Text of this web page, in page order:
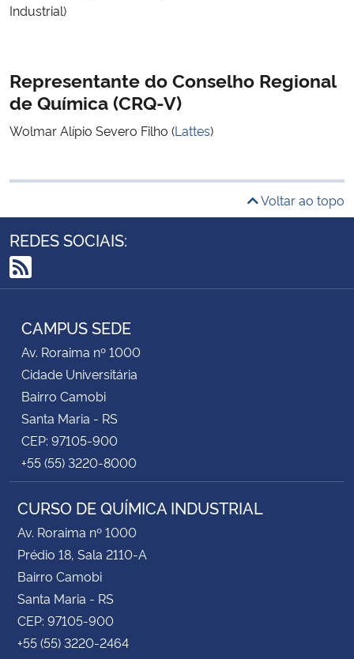
Industrial)
Representante do Conselho Regional
de Química (CRQ-V)
Wolmar Alípio Severo Filho (Lattes)
Voltar ao topo
REDES SOCIAIS:
RSS
CAMPUS SEDE
Av. Roraima nº 1000
Cidade Universitária
Bairro Camobi
Santa Maria - RS
CEP: 97105-900
+55 (55) 3220-8000
CURSO DE QUÍMICA INDUSTRIAL
Av. Roraima nº 1000
Prédio 18, Sala 2110-A
Bairro Camobi
Santa Maria - RS
CEP: 97105-900
+55 (55) 3220-2464